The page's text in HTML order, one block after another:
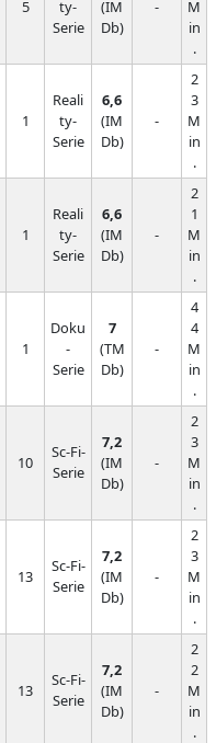
5
ty-
Serie
(IM
Db)
-
M
in
.
1
Reali
ty-
Serie
6,6
(IM
Db)
-
2
3
M
in
.
1
Reali
ty-
Serie
6,6
(IM
Db)
-
2
1
M
in
.
1
Doku
-
Serie
7
(TM
Db)
-
4
4
M
in
.
10
Sc-Fi-
Serie
7,2
(IM
Db)
-
2
3
M
in
.
13
Sc-Fi-
Serie
7,2
(IM
Db)
-
2
3
M
in
.
13
Sc-Fi-
Serie
7,2
(IM
Db)
-
2
2
M
in
.